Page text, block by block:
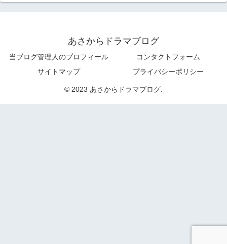
あさからドラマブログ
当ブログ管理人のプロフィール
コンタクトフォーム
サイトマップ
プライバシーポリシー
© 2023 あさからドラマブログ.